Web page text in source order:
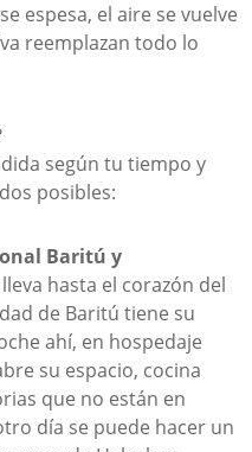
espesa, el aire se vuelve
reemplazan todo lo
según tu tiempo y
posibles:
Baritú y
hasta el corazón del
de Baritú tiene su
ahí, en hospedaje
su espacio, cocina
que no están en
día se puede hacer un